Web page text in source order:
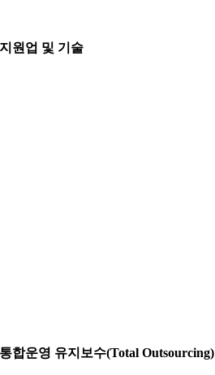
지원업 및 기술
통합운영 유지보수(Total Outsourcing)